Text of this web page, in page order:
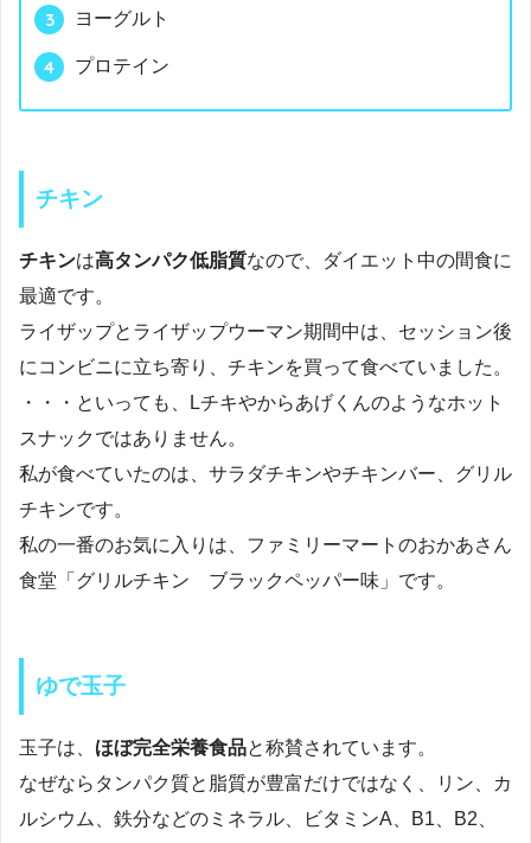
ヨーグルト
プロテイン
チキン
チキンは高タンパク低脂質なので、ダイエット中の間食に
最適です。
ライザップとライザップウーマン期間中は、セッション後
にコンビニに立ち寄り、チキンを買って食べていました。
・・・といっても、Lチキやからあげくんのようなホット
スナックではありません。
私が食べていたのは、サラダチキンやチキンバー、グリル
チキンです。
私の一番のお気に入りは、ファミリーマートのおかあさん
食堂「グリルチキン ブラックペッパー味」です。
ゆで玉子
玉子は、 ほぼ完全栄養食品と称賛されています。
なぜならタンパク質と脂質が豊富だけではなく、リン、カ
ルシウム、鉄分などのミネラル、ビタミンA、B1、B2、